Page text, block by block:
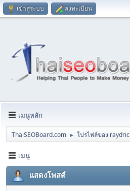
เข้าสู่ระบบ ลงทะเบียน
เมนูหลัก
ThaiSEOBoard.com ► โปรไฟล์ของ raydric
เมนู
แสดงโพสต์